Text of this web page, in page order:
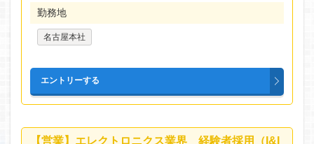
勤務地
名古屋本社
【営業】エレクトロニクス業界 経験者採用（I&I